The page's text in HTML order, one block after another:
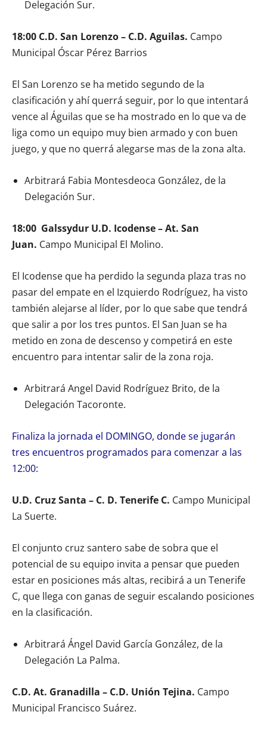
Delegación Sur.
18:00 C.D. San Lorenzo – C.D. Aguilas. Campo
Municipal Óscar Pérez Barrios
El San Lorenzo se ha metido segundo de la
clasificación y ahí querrá seguir, por lo que intentará
vence al Águilas que se ha mostrado en lo que va de
liga como un equipo muy bien armado y con buen
juego, y que no querrá alegarse mas de la zona alta.
Arbitrará Fabia Montesdeoca González, de la
Delegación Sur.
18:00 Galssydur U.D. Icodense – At. San
Juan. Campo Municipal El Molino.
El Icodense que ha perdido la segunda plaza tras no
pasar del empate en el Izquierdo Rodríguez, ha visto
también alejarse al líder, por lo que sabe que tendrá
que salir a por los tres puntos. El San Juan se ha
metido en zona de descenso y competirá en este
encuentro para intentar salir de la zona roja.
Arbitrará Angel David Rodríguez Brito, de la
Delegación Tacoronte.
Finaliza la jornada el DOMINGO, donde se jugarán
tres encuentros programados para comenzar a las
12:00:
U.D. Cruz Santa – C. D. Tenerife C. Campo Municipal
La Suerte.
El conjunto cruz santero sabe de sobra que el
potencial de su equipo invita a pensar que pueden
estar en posiciones más altas, recibirá a un Tenerife
C, que llega con ganas de seguir escalando posiciones
en la clasificación.
Arbitrará Ángel David García González, de la
Delegación La Palma.
C.D. At. Granadilla – C.D. Unión Tejina. Campo
Municipal Francisco Suárez.